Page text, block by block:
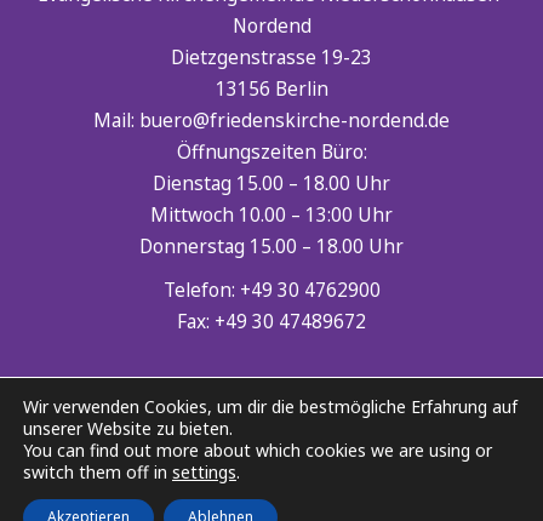
Nordend
Dietzgenstrasse 19-23
13156 Berlin
Mail: buero@friedenskirche-nordend.de
Öffnungszeiten Büro:
Dienstag 15.00 – 18.00 Uhr
Mittwoch 10.00 – 13:00 Uhr
Donnerstag 15.00 – 18.00 Uhr
Telefon: +49 30 4762900
Fax: +49 30 47489672
Spenden
Empfänger: Ev. Kirchenkreisverband Berlin Mitte-
Nord
IBAN: DE92 1005 0000 4955 1927 64
BIC: BELADEBEXXX
Wir verwenden Cookies, um dir die bestmögliche Erfahrung auf
unserer Website zu bieten.
You can find out more about which cookies we are using or
switch them off in settings.
Akzeptieren Ablehnen